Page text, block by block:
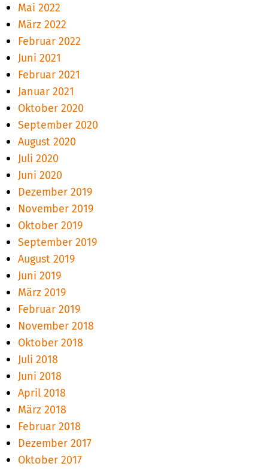
Mai 2022
März 2022
Februar 2022
Juni 2021
Februar 2021
Januar 2021
Oktober 2020
September 2020
August 2020
Juli 2020
Juni 2020
Dezember 2019
November 2019
Oktober 2019
September 2019
August 2019
Juni 2019
März 2019
Februar 2019
November 2018
Oktober 2018
Juli 2018
Juni 2018
April 2018
März 2018
Februar 2018
Dezember 2017
Oktober 2017